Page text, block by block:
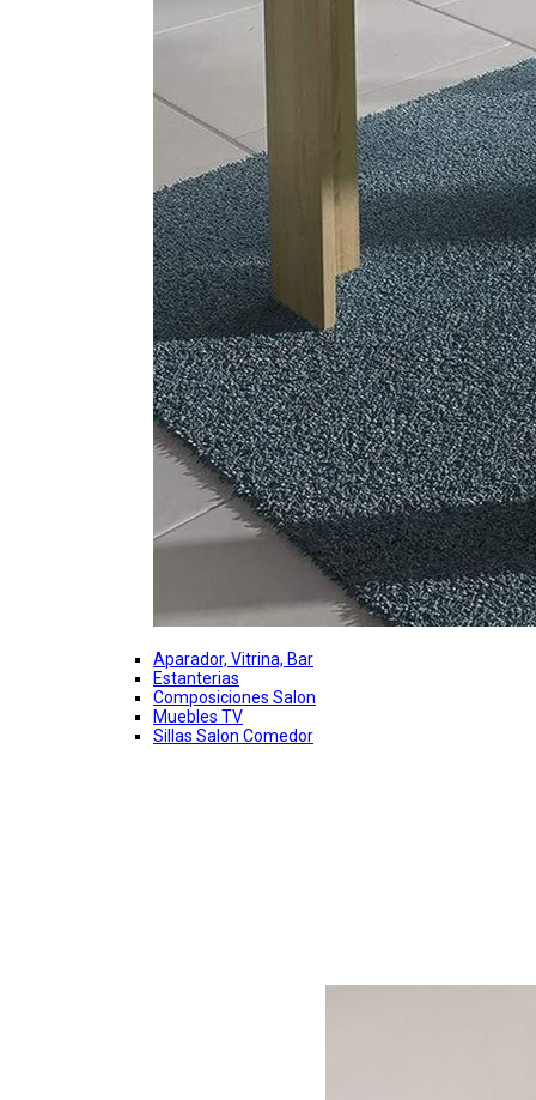
Aparador, Vitrina, Bar
Estanterias
Composiciones Salon
Muebles TV
Sillas Salon Comedor